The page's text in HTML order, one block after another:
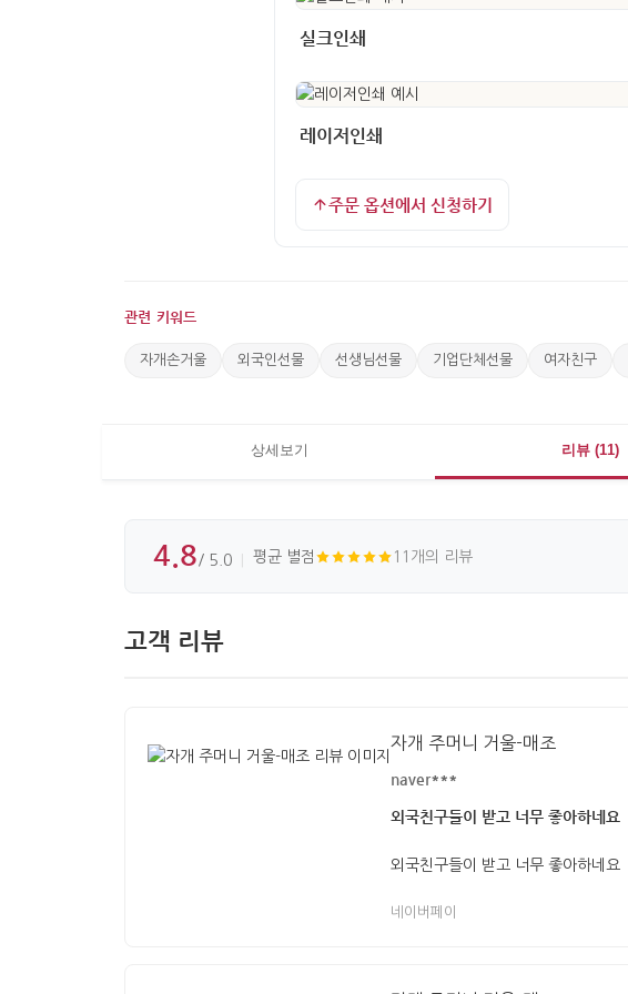
실크인쇄
레이저인쇄
주문 옵션에서 신청하기
관련 키워드
자개손거울 외국인선물 선생님선물 기업단체선물 여자친구
상세보기 리뷰 (11)
4.8/ 5.0 평균 별점 11개의 리뷰
고객 리뷰
자개 주머니 거울-매조
naver***
외국친구들이 받고 너무 좋아하네요
외국친구들이 받고 너무 좋아하네요
네이버페이